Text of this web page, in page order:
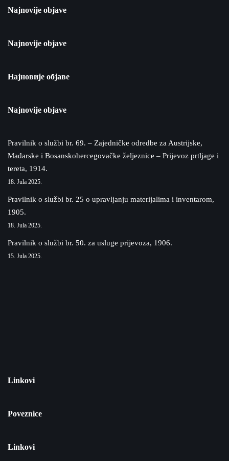
Najnovije objave
Najnovije objave
Најновије објаве
Najnovije objave
Pravilnik o službi br. 69. – Zajedničke odredbe za Austrijske,
Mađarske i Bosanskohercegovačke željeznice – Prijevoz prtljage i
tereta, 1914.
18. Jula 2025.
Pravilnik o službi br. 25 o upravljanju materijalima i inventarom,
1905.
18. Jula 2025.
Pravilnik o službi br. 50. za usluge prijevoza, 1906.
15. Jula 2025.
Linkovi
Poveznice
Linkovi